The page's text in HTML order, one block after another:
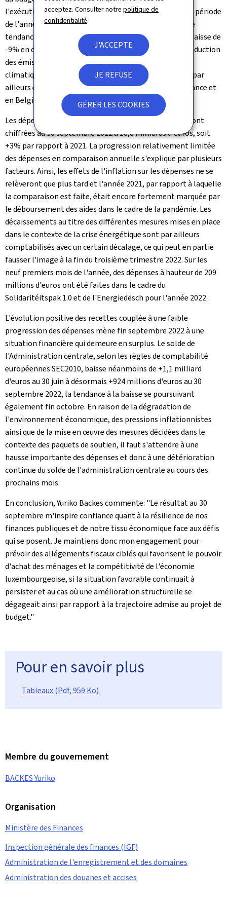
acceptez. Consulter notrepolitique de
confidentialité.
J'ACCEPTE
JE REFUSE
GÉRER LES COOKIES
l'exécution s'élevait à 82,3% du budget voté à la même période
de l'année précédente. Le diesel continue à afficher une
tendance décroissante au niveau des ventes, avec une baisse de
-9% en comparaison annuelle, contribuant ainsi à la réduction
des émissions de CO2 en ligne avec les engagements
climatiques du gouvernement. La tendance négative a par
ailleurs été renforcée par les remises appliquées en France et
en Belgique.
Les dépenses totales de l'Administration centrale se sont
chiffrées au 30 septembre 2022 à 16,8 milliards d'euros, soit
+3% par rapport à 2021. La progression relativement limitée
des dépenses en comparaison annuelle s'explique par plusieurs
facteurs. Ainsi, les effets de l'inflation sur les dépenses ne se
relèveront que plus tard et l'année 2021, par rapport à laquelle
la comparaison est faite, était encore fortement marquée par
le déboursement des aides dans le cadre de la pandémie. Les
décaissements au titre des différentes mesures mises en place
dans le contexte de la crise énergétique sont par ailleurs
comptabilisés avec un certain décalage, ce qui peut en partie
fausser l'image à la fin du troisième trimestre 2022. Sur les
neuf premiers mois de l'année, des dépenses à hauteur de 209
millions d'euros ont été faites dans le cadre du
Solidaritéitspak 1.0 et de l'Energiedësch pour l'année 2022.
L'évolution positive des recettes couplée à une faible
progression des dépenses mène fin septembre 2022 à une
situation financière qui demeure en surplus. Le solde de
l'Administration centrale, selon les règles de comptabilité
européennes SEC2010, baisse néanmoins de +1,1 milliard
d'euros au 30 juin à désormais +924 millions d'euros au 30
septembre 2022, la tendance à la baisse se poursuivant
également fin octobre. En raison de la dégradation de
l'environnement économique, des pressions inflationnistes
ainsi que de la mise en œuvre des mesures décidées dans le
contexte des paquets de soutien, il faut s'attendre à une
hausse importante des dépenses et donc à une détérioration
continue du solde de l'administration centrale au cours des
prochains mois.
En conclusion, Yuriko Backes commente: "Le résultat au 30
septembre m'inspire confiance quant à la résilience de nos
finances publiques et de notre tissu économique face aux défis
qui se posent. Je maintiens donc mon engagement pour
prévoir des allégements fiscaux ciblés qui favorisent le pouvoir
d'achat des ménages et la compétitivité de l'économie
luxembourgeoise, si la situation favorable continuait à
persister et au cas où une amélioration structurelle se
dégageait ainsi par rapport à la trajectoire admise au projet de
budget."
Pour en savoir plus
Tableaux (Pdf, 959 Ko)
Membre du gouvernement
BACKES Yuriko
Organisation
Ministère des Finances
Inspection générale des finances (IGF)
Administration de l'enregistrement et des domaines
Administration des douanes et accises